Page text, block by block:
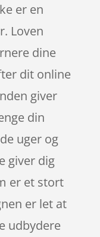
er en
Loven
dine
dit online
giver
din
uger og
giver dig
er et stort
er let at
udbydere